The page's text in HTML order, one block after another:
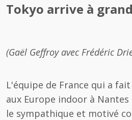
Tokyo arrive à
(Gaël Geffroy avec Frédéric
L'équipe de France qui a
aux Europe indoor à
le sympathique et motivé